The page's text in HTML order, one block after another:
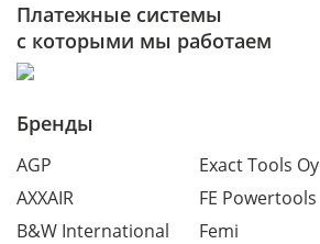
Платежные системы
с которыми мы работаем
Бренды
AGP
AXXAIR
B&W International
Exact Tools Oy
FE Powertools
Femi